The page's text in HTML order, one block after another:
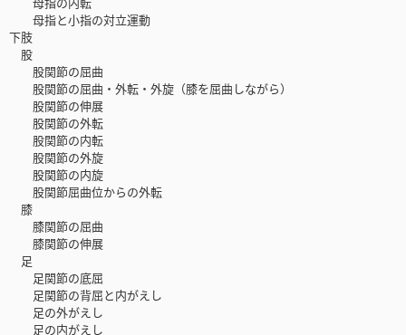
母指と小指の対立運動
下肢
股
股関節の屈曲
股関節の屈曲・外転・外旋（膝を屈曲しながら）
股関節の伸展
股関節の外転
股関節の内転
股関節の外旋
股関節の内旋
股関節屈曲位からの外転
膝
膝関節の屈曲
膝関節の伸展
足
足関節の底屈
足関節の背屈と内がえし
足の外がえし
足の内がえし